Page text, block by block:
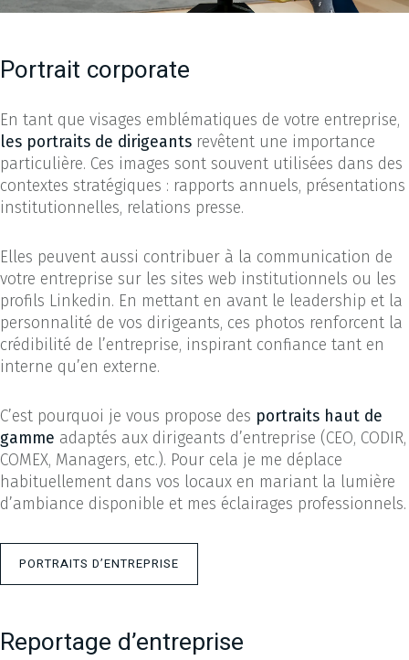
Portrait corporate
En tant que visages emblématiques de votre entreprise,
les portraits de dirigeants revêtent une importance
particulière. Ces images sont souvent utilisées dans des
contextes stratégiques : rapports annuels, présentations
institutionnelles, relations presse.
Elles peuvent aussi contribuer à la communication de
votre entreprise sur les sites web institutionnels ou les
profils Linkedin. En mettant en avant le leadership et la
personnalité de vos dirigeants, ces photos renforcent la
crédibilité de l’entreprise, inspirant confiance tant en
interne qu’en externe.
C’est pourquoi je vous propose des portraits haut de
gamme adaptés aux dirigeants d’entreprise (CEO, CODIR,
COMEX, Managers, etc.). Pour cela je me déplace
habituellement dans vos locaux en mariant la lumière
d’ambiance disponible et mes éclairages professionnels.
PORTRAITS D’ENTREPRISE
Reportage d’entreprise